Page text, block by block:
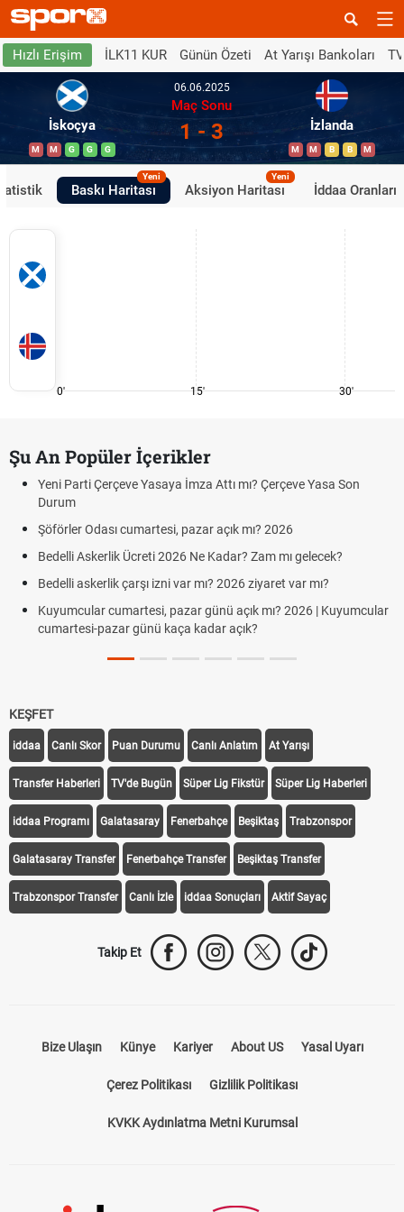
Hızlı Erişim İLK11 KUR Günün Özeti At Yarışı Bankoları
İskoçya
M M G G G
06.06.2025
Maç Sonu
1 - 3 İzlanda
M M B B M
Baskı Haritası
Yeni
Aksiyon Haritası
Yeni
İddaa Oranları
0' 15' 30'
Şu An Popüler İçerikler
Yeni Parti Çerçeve Yasaya İmza Attı mı? Çerçeve Yasa Son
Durum
Şöförler Odası cumartesi, pazar açık mı? 2026
Bedelli Askerlik Ücreti 2026 Ne Kadar? Zam mı gelecek?
Bedelli askerlik çarşı izni var mı? 2026 ziyaret var mı?
Kuyumcular cumartesi, pazar günü açık mı? 2026 | Kuyumcular
cumartesi-pazar günü kaça kadar açık?
KEŞFET
iddaa Canlı Skor Puan Durumu Canlı Anlatım At Yarışı
Transfer Haberleri TV'de Bugün Süper Lig Fikstür Süper Lig Haberleri
iddaa Programı Galatasaray Fenerbahçe Beşiktaş Trabzonspor
Galatasaray Transfer Fenerbahçe Transfer Beşiktaş Transfer
Trabzonspor Transfer Canlı İzle iddaa Sonuçları Aktif Sayaç
Takip Et
Bize Ulaşın Künye Kariyer About US Yasal Uyarı
Çerez Politikası Gizlilik Politikası
KVKK Aydınlatma Metni Kurumsal